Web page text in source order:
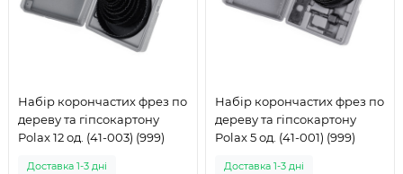
Набір корончастих фрез по
дереву та гіпсокартону
Polax 12 од. (41-003) (999)
Доставка 1-3 дні
Набір корончастих фрез по
дереву та гіпсокартону
Polax 5 од. (41-001) (999)
Доставка 1-3 дні